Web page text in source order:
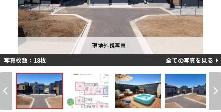
現地外観写真 -
写真枚数：18枚 全ての写真を見る